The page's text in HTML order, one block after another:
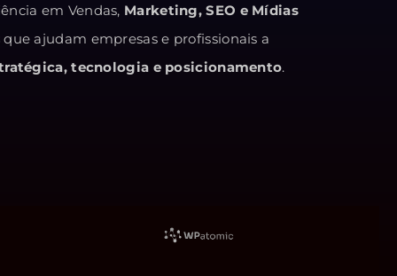
em Vendas, Marketing, SEO e Mídias
ajudam empresas e profissionais a
tecnologia e posicionamento.